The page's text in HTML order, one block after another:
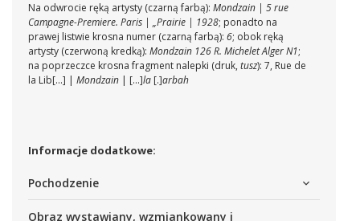
Na odwrocie ręką artysty (czarną farbą): Mondzain | 5 rue
Campagne-Premiere. Paris | „Prairie | 1928; ponadto na
prawej listwie krosna numer (czarną farbą): 6; obok ręką
artysty (czerwoną kredką): Mondzain 126 R. Michelet Alger N1;
na poprzeczce krosna fragment nalepki (druk, tusz): 7, Rue de
la Lib[...] | Mondzain | [...]la [.]arbah
Informacje dodatkowe:
Pochodzenie
Obraz wystawiany, wzmiankowany i